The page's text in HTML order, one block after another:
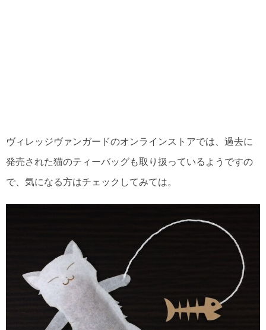
ヴィレッジヴァンガードのオンラインストアでは、過去に
発売された猫のティーバッグも取り扱っているようですの
で、気になる方はチェックしてみては。